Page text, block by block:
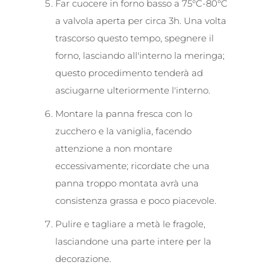
Far cuocere in forno basso a 75°C-80°C
a valvola aperta per circa 3h. Una volta
trascorso questo tempo, spegnere il
forno, lasciando all'interno la meringa;
questo procedimento tenderà ad
asciugarne ulteriormente l'interno.
Montare la panna fresca con lo
zucchero e la vaniglia, facendo
attenzione a non montare
eccessivamente; ricordate che una
panna troppo montata avrà una
consistenza grassa e poco piacevole.
Pulire e tagliare a metà le fragole,
lasciandone una parte intere per la
decorazione.